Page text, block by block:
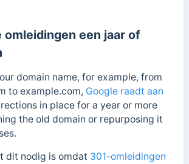
omleidingen een jaar of
domain name, for example, from
to example.com, Google raadt aan
in place for a year or more
the old domain or repurposing it
.
dit nodig is omdat 301-omleidingen